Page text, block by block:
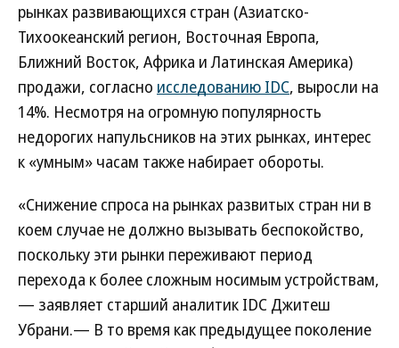
рынках развивающихся стран (Азиатско-
Тихоокеанский регион, Восточная Европа,
Ближний Восток, Африка и Латинская Америка)
продажи, согласно исследованию IDC, выросли на
14%. Несмотря на огромную популярность
недорогих напульсников на этих рынках, интерес
к «умным» часам также набирает обороты.
«Снижение спроса на рынках развитых стран ни в
коем случае не должно вызывать беспокойство,
поскольку эти рынки переживают период
перехода к более сложным носимым устройствам,
— заявляет старший аналитик IDC Джитеш
Убрани.— В то время как предыдущее поколение